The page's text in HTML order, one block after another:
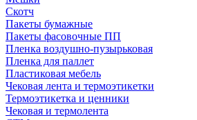
Скотч
Пакеты бумажные
Пакеты фасовочные ПП
Пленка воздушно-пузырьковая
Пленка для паллет
Пластиковая мебель
Чековая лента и термоэтикетки
Термоэтикетка и ценники
Чековая и термолента